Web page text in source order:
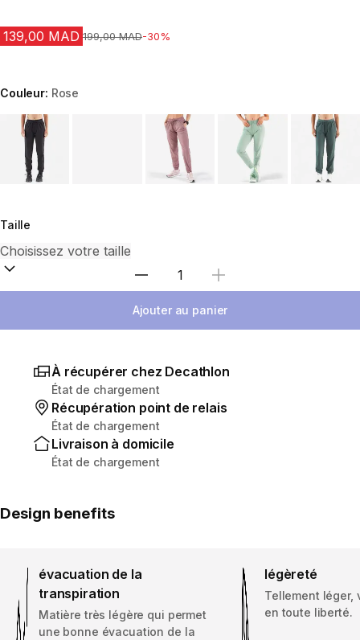
139,00 MAD Prix avant la réduction
199,00 MAD-30%
Couleur: Rose
Choose a variant
Taille
Sélectionnez la quantité
Ajouter au panier
À récupérer chez Decathlon
État de chargement
Récupération point de relais
État de chargement
Livraison à domicile
État de chargement
Design benefits
évacuation de la
transpiration
Matière très légère qui permet
une bonne évacuation de la
légèreté
Tellement léger,
en toute liberté.